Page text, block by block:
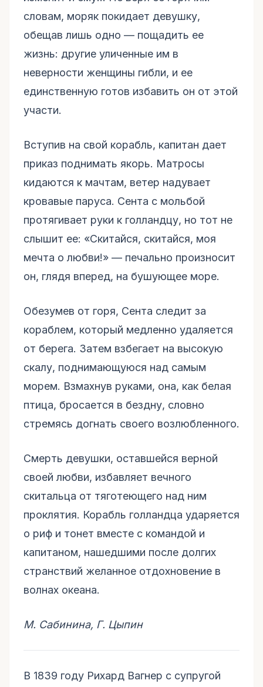
словам, моряк покидает девушку,
обещав лишь одно — пощадить ее
жизнь: другие уличенные им в
неверности женщины гибли, и ее
единственную готов избавить он от этой
участи.
Вступив на свой корабль, капитан дает
приказ поднимать якорь. Матросы
кидаются к мачтам, ветер надувает
кровавые паруса. Сента с мольбой
протягивает руки к голландцу, но тот не
слышит ее: «Скитайся, скитайся, моя
мечта о любви!» — печально произносит
он, глядя вперед, на бушующее море.
Обезумев от горя, Сента следит за
кораблем, который медленно удаляется
от берега. Затем взбегает на высокую
скалу, поднимающуюся над самым
морем. Взмахнув руками, она, как белая
птица, бросается в бездну, словно
стремясь догнать своего возлюбленного.
Смерть девушки, оставшейся верной
своей любви, избавляет вечного
скитальца от тяготеющего над ним
проклятия. Корабль голландца ударяется
о риф и тонет вместе с командой и
капитаном, нашедшими после долгих
странствий желанное отдохновение в
волнах океана.
М. Сабинина, Г. Цыпин
В 1839 году Рихард Вагнер с супругой